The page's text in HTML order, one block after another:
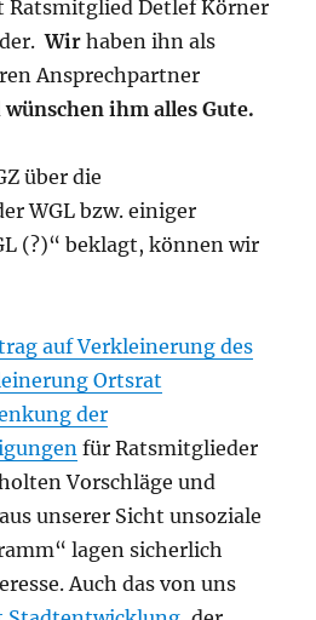
Detlef Körner
Wir haben ihn als
Ansprechpartner
wünschen ihm alles Gute.
über die
WGL bzw. einiger
(?)“ beklagt, können wir
auf Verkleinerung des
Ortsrat
der
für Ratsmitglieder
Vorschläge und
unserer Sicht unsoziale
lagen sicherlich
Auch das von uns